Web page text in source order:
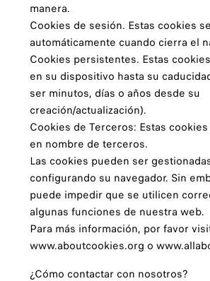
manera.
Cookies de sesión. Estas cookies
automáticamente cuando cierra el
Cookies persistentes. Estas
en su dispositivo hasta su
ser minutos, días o años desde su
creación/actualización).
Cookies de Terceros: Estas
en nombre de terceros.
Las cookies pueden ser
configurando su navegador. Sin
puede impedir que se utilicen
algunas funciones de nuestra web.
Para más información, por favor
www.aboutcookies.org o
¿Cómo contactar con nosotros?